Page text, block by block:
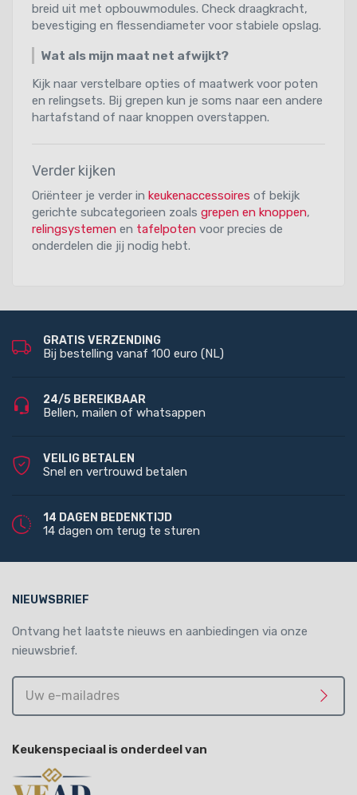
breid uit met opbouwmodules. Check draagkracht,
bevestiging en flessendiameter voor stabiele opslag.
Wat als mijn maat net afwijkt?
Kijk naar verstelbare opties of maatwerk voor poten
en relingsets. Bij grepen kun je soms naar een andere
hartafstand of naar knoppen overstappen.
Verder kijken
Oriënteer je verder in keukenaccessoires of bekijk
gerichte subcategorieen zoals grepen en knoppen,
relingsystemen en tafelpoten voor precies de
onderdelen die jij nodig hebt.
GRATIS VERZENDING
Bij bestelling vanaf 100 euro (NL)
24/5 BEREIKBAAR
Bellen, mailen of whatsappen
VEILIG BETALEN
Snel en vertrouwd betalen
14 DAGEN BEDENKTIJD
14 dagen om terug te sturen
NIEUWSBRIEF
Ontvang het laatste nieuws en aanbiedingen via onze
nieuwsbrief.
Meld
Keukenspeciaal is onderdeel van